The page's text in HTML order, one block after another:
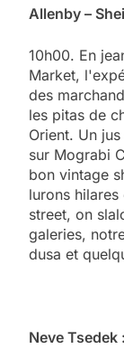
Allenby –
10h00. En
Market,
des
les pitas de
Orient. Un
sur Mograbi
bon vintage
lurons
street, on
galeries,
dusa et
Neve